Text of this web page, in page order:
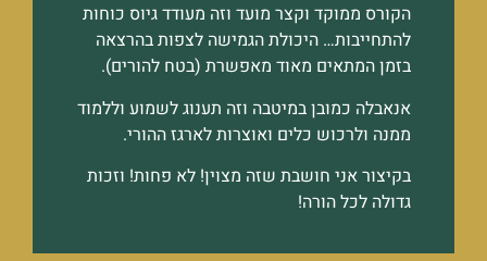
הקורס ממוקד וקצר מועד וזה מעודד גיוס כוחות
להתחייבות… היכולת הגמישה לצפות בהרצאה
בזמן המתאים מאוד מאפשרת (בטח להורים).
אנאבלה כמובן במיטבה וזה תענוג לשמוע וללמוד
ממנה ולרכוש כלים ואוצרות לארגז ההורי.
בקיצור אני חושבת שזה מצוין! לא פחות! וזכות
גדולה לכל הורה!